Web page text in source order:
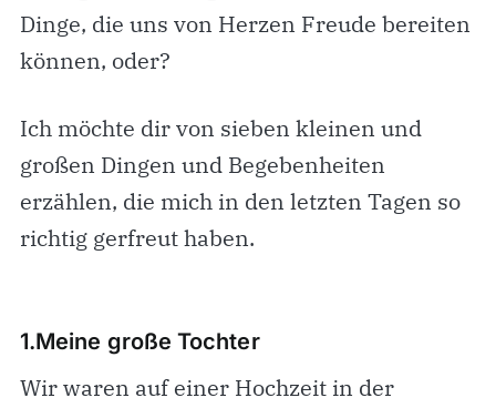
Dinge, die uns von Herzen Freude bereiten
können, oder?
Ich möchte dir von sieben kleinen und
großen Dingen und Begebenheiten
erzählen, die mich in den letzten Tagen so
richtig gerfreut haben.
1.Meine große Tochter
Wir waren auf einer Hochzeit in der